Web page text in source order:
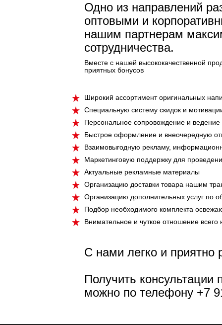
Одно из направлений
оптовыми и
нашим партнерам
сотрудничества.
Вместе с нашей высококачественной
приятных бонусов
Широкий ассортимент оригинальных
Специальную систему скидок и
Персональное сопровождение и ведение
Быстрое оформление и внеочередную
Взаимовыгодную рекламу,
Маркетинговую поддержку для
Актуальные рекламные материалы
Организацию доставки товара нашим
Организацию дополнительных услуг по
Подбор необходимого комплекта
Внимательное и чуткое отношение всего
С нами легко и приятно
Получить
можно по телефону +7